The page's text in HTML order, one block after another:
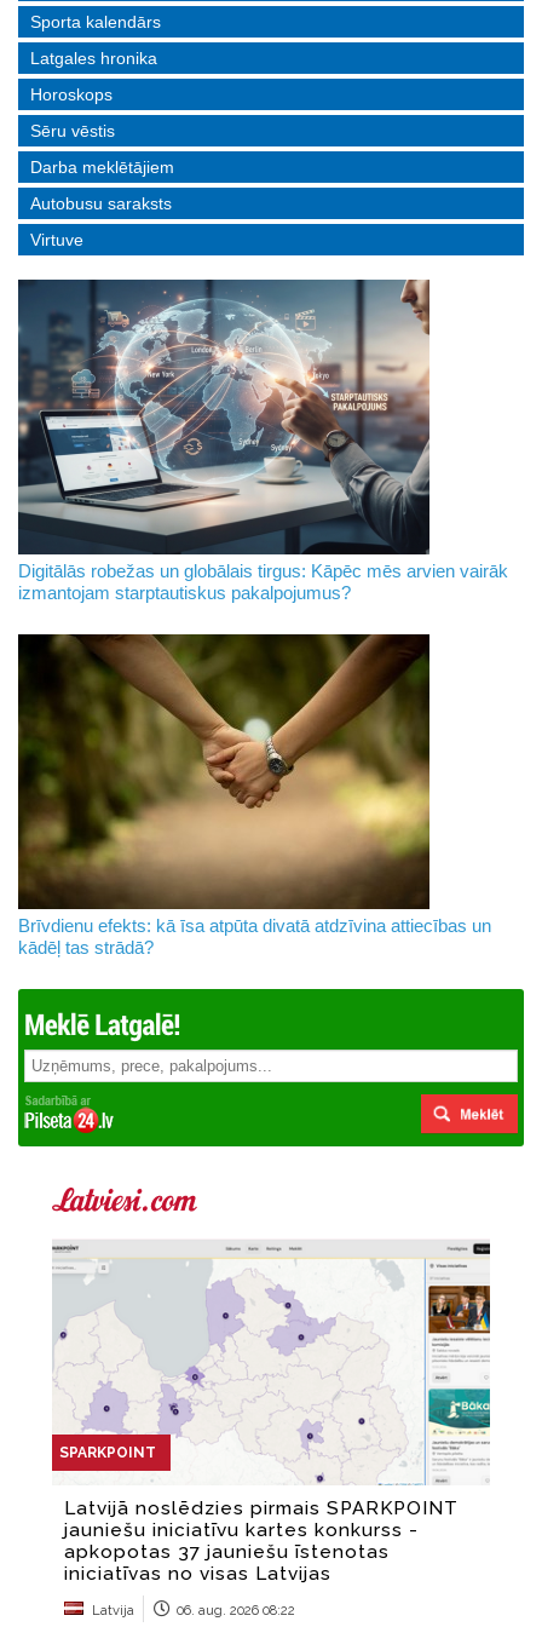
Sporta kalendārs
Latgales hronika
Horoskops
Sēru vēstis
Darba meklētājiem
Autobusu saraksts
Virtuve
Digitālās robežas un globālais tirgus: Kāpēc mēs arvien vairāk
izmantojam starptautiskus pakalpojumus?
Brīvdienu efekts: kā īsa atpūta divatā atdzīvina attiecības un
kādēļ tas strādā?